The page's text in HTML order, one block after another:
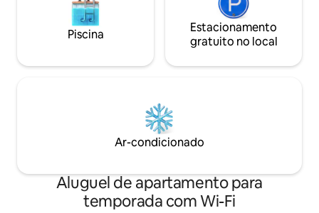
Piscina
Estacionamento
gratuito no local
Ar-condicionado
Aluguel de apartamento para
temporada com Wi-Fi